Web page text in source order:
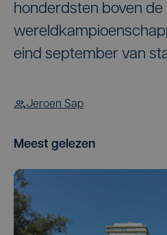
honderdsten boven de
eind september van
Jeroen Sap
Meest gelezen